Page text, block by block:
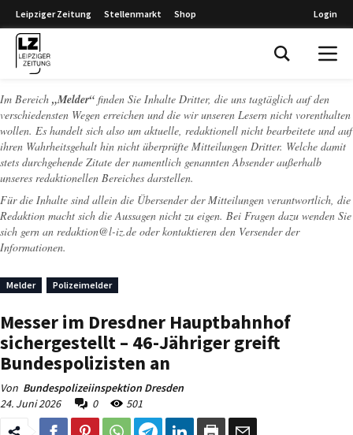
Leipziger Zeitung Stellenmarkt Shop Login
Im Bereich „Melder“ finden Sie Inhalte Dritter, die uns tagtäglich auf den
verschiedensten Wegen erreichen und die wir unseren Lesern nicht vorenthalten
wollen. Es handelt sich also um aktuelle, redaktionell nicht bearbeitete und auf
ihren Wahrheitsgehalt hin nicht überprüfte Mitteilungen Dritter. Welche damit
stets durchgehende Zitate der namentlich genannten Absender außerhalb
unseres redaktionellen Bereiches darstellen.
Für die Inhalte sind allein die Übersender der Mitteilungen verantwortlich, die
Redaktion macht sich die Aussagen nicht zu eigen. Bei Fragen dazu wenden Sie
sich gern an redaktion@l-iz.de oder kontaktieren den Versender der
Informationen.
Melder Polizeimelder
Messer im Dresdner Hauptbahnhof
sichergestellt – 46-Jähriger greift
Bundespolizisten an
Von Bundespolizeiinspektion Dresden
24. Juni 2026
0 501